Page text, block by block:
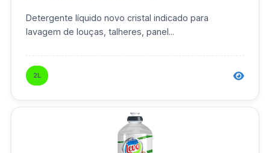
Detergente líquido novo cristal indicado para
lavagem de louças, talheres, panel...
2L